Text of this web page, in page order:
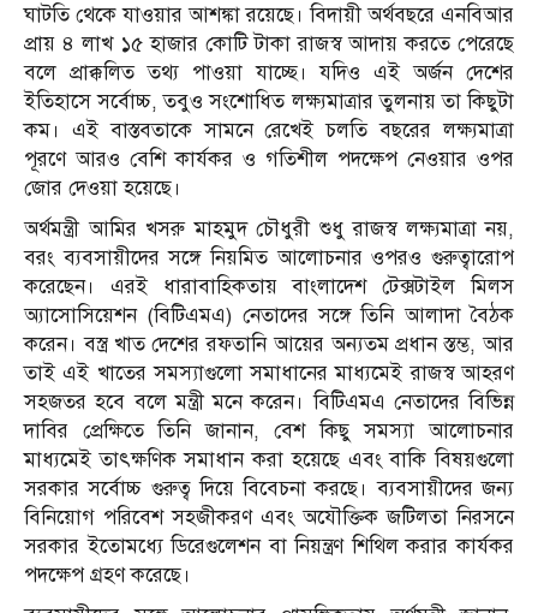
ঘাটতি থেকে যাওয়ার আশঙ্কা রয়েছে। বিদায়ী অর্থবছরে এনবিআর
প্রায় ৪ লাখ ১৫ হাজার কোটি টাকা রাজস্ব আদায় করতে পেরেছে
বলে প্রাক্কলিত তথ্য পাওয়া যাচ্ছে। যদিও এই অর্জন দেশের
ইতিহাসে সর্বোচ্চ, তবুও সংশোধিত লক্ষ্যমাত্রার তুলনায় তা কিছুটা
কম। এই বাস্তবতাকে সামনে রেখেই চলতি বছরের লক্ষ্যমাত্রা
পূরণে আরও বেশি কার্যকর ও গতিশীল পদক্ষেপ নেওয়ার ওপর
জোর দেওয়া হয়েছে।
অর্থমন্ত্রী আমির খসরু মাহমুদ চৌধুরী শুধু রাজস্ব লক্ষ্যমাত্রা নয়,
বরং ব্যবসায়ীদের সঙ্গে নিয়মিত আলোচনার ওপরও গুরুত্বারোপ
করেছেন। এরই ধারাবাহিকতায় বাংলাদেশ টেক্সটাইল মিলস
অ্যাসোসিয়েশন (বিটিএমএ) নেতাদের সঙ্গে তিনি আলাদা বৈঠক
করেন। বস্ত্র খাত দেশের রফতানি আয়ের অন্যতম প্রধান স্তম্ভ, আর
তাই এই খাতের সমস্যাগুলো সমাধানের মাধ্যমেই রাজস্ব আহরণ
সহজতর হবে বলে মন্ত্রী মনে করেন। বিটিএমএ নেতাদের বিভিন্ন
দাবির প্রেক্ষিতে তিনি জানান, বেশ কিছু সমস্যা আলোচনার
মাধ্যমেই তাৎক্ষণিক সমাধান করা হয়েছে এবং বাকি বিষয়গুলো
সরকার সর্বোচ্চ গুরুত্ব দিয়ে বিবেচনা করছে। ব্যবসায়ীদের জন্য
বিনিয়োগ পরিবেশ সহজীকরণ এবং অযৌক্তিক জটিলতা নিরসনে
সরকার ইতোমধ্যে ডিরেগুলেশন বা নিয়ন্ত্রণ শিথিল করার কার্যকর
পদক্ষেপ গ্রহণ করেছে।